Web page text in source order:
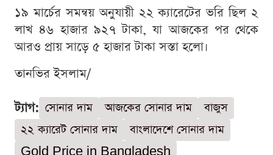
১৯ মার্চের সমন্বয় অনুযায়ী ২২ ক্যারেটের ভরি ছিল ২
লাখ ৪৬ হাজার ৯২৭ টাকা, যা আজকের পর থেকে
আরও প্রায় সাড়ে ৫ হাজার টাকা সস্তা হলো।
তানভির ইসলাম/
ট্যাগ: সোনার দাম আজকের সোনার দাম
বাজুস
২২ ক্যারেট সোনার দাম
বাংলাদেশে সোনার দাম
Gold Price in Bangladesh